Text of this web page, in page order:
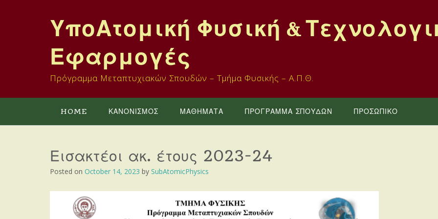
ΥποΑτομική Φυσική &
Εφαρμογές
Πρόγραμμα Μεταπτυχιακών Σπουδών – Τμήμα Φυσικής – Α.Π.Θ.
HOME ΚΑΝΟΝΙΣΜΟΣ ΜΑΘΗΜΑΤΑ ΠΡΟΓΡΑΜΜΑ ΣΠΟΥΔΩΝ ΠΡΟΣΩΠΙΚΟ
Εισακτέοι ακ. έτους 2023-24
Posted on October 14, 2023 by SubAtomicPhysics